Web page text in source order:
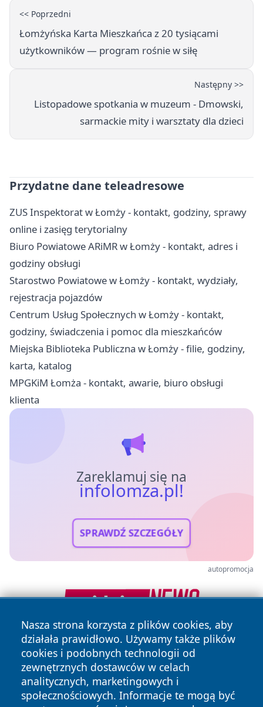
<< Poprzedni
Łomżyńska Karta Mieszkańca z 20 tysiącami
użytkowników — program rośnie w siłę
Następny >>
Listopadowe spotkania w muzeum - Dmowski,
sarmackie mity i warsztaty dla dzieci
Przydatne dane teleadresowe
ZUS Inspektorat w Łomży - kontakt, godziny, sprawy
online i zasięg terytorialny
Biuro Powiatowe ARiMR w Łomży - kontakt, adres i
godziny obsługi
Starostwo Powiatowe w Łomży - kontakt, wydziały,
rejestracja pojazdów
Centrum Usług Społecznych w Łomży - kontakt,
godziny, świadczenia i pomoc dla mieszkańców
Miejska Biblioteka Publiczna w Łomży - filie, godziny,
karta, katalog
MPGKiM Łomża - kontakt, awarie, biuro obsługi
klienta
Zareklamuj się na
infolomza.pl!
SPRAWDŹ SZCZEGÓŁY
autopromocja
Nasza strona korzysta z plików cookies, aby
działała prawidłowo. Używamy także plików
cookies i podobnych technologii od
zewnętrznych dostawców w celach
analitycznych, marketingowych i
społecznościowych. Informacje te mogą być